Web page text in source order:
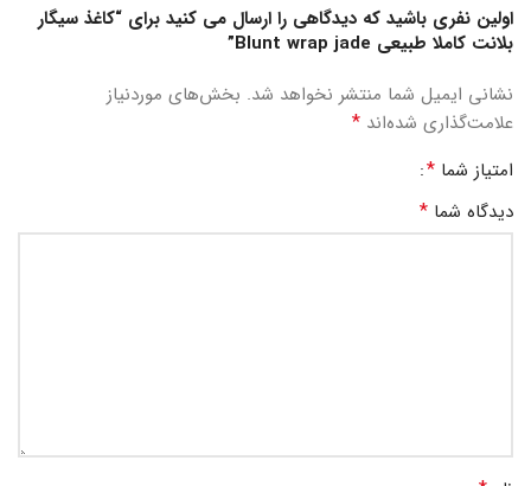
اولین نفری باشید که دیدگاهی را ارسال می کنید برای “کاغذ سیگار
بلانت کاملا طبیعی Blunt wrap jade”
نشانی ایمیل شما منتشر نخواهد شد. بخش‌های موردنیاز
علامت‌گذاری شده‌اند *
امتیاز شما *
دیدگاه شما *